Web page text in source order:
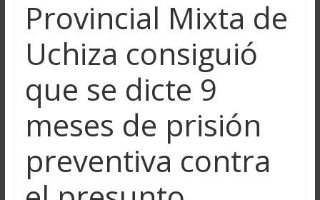
Provincial Mixta de
Uchiza consiguió
que se dicte 9
meses de prisión
preventiva contra